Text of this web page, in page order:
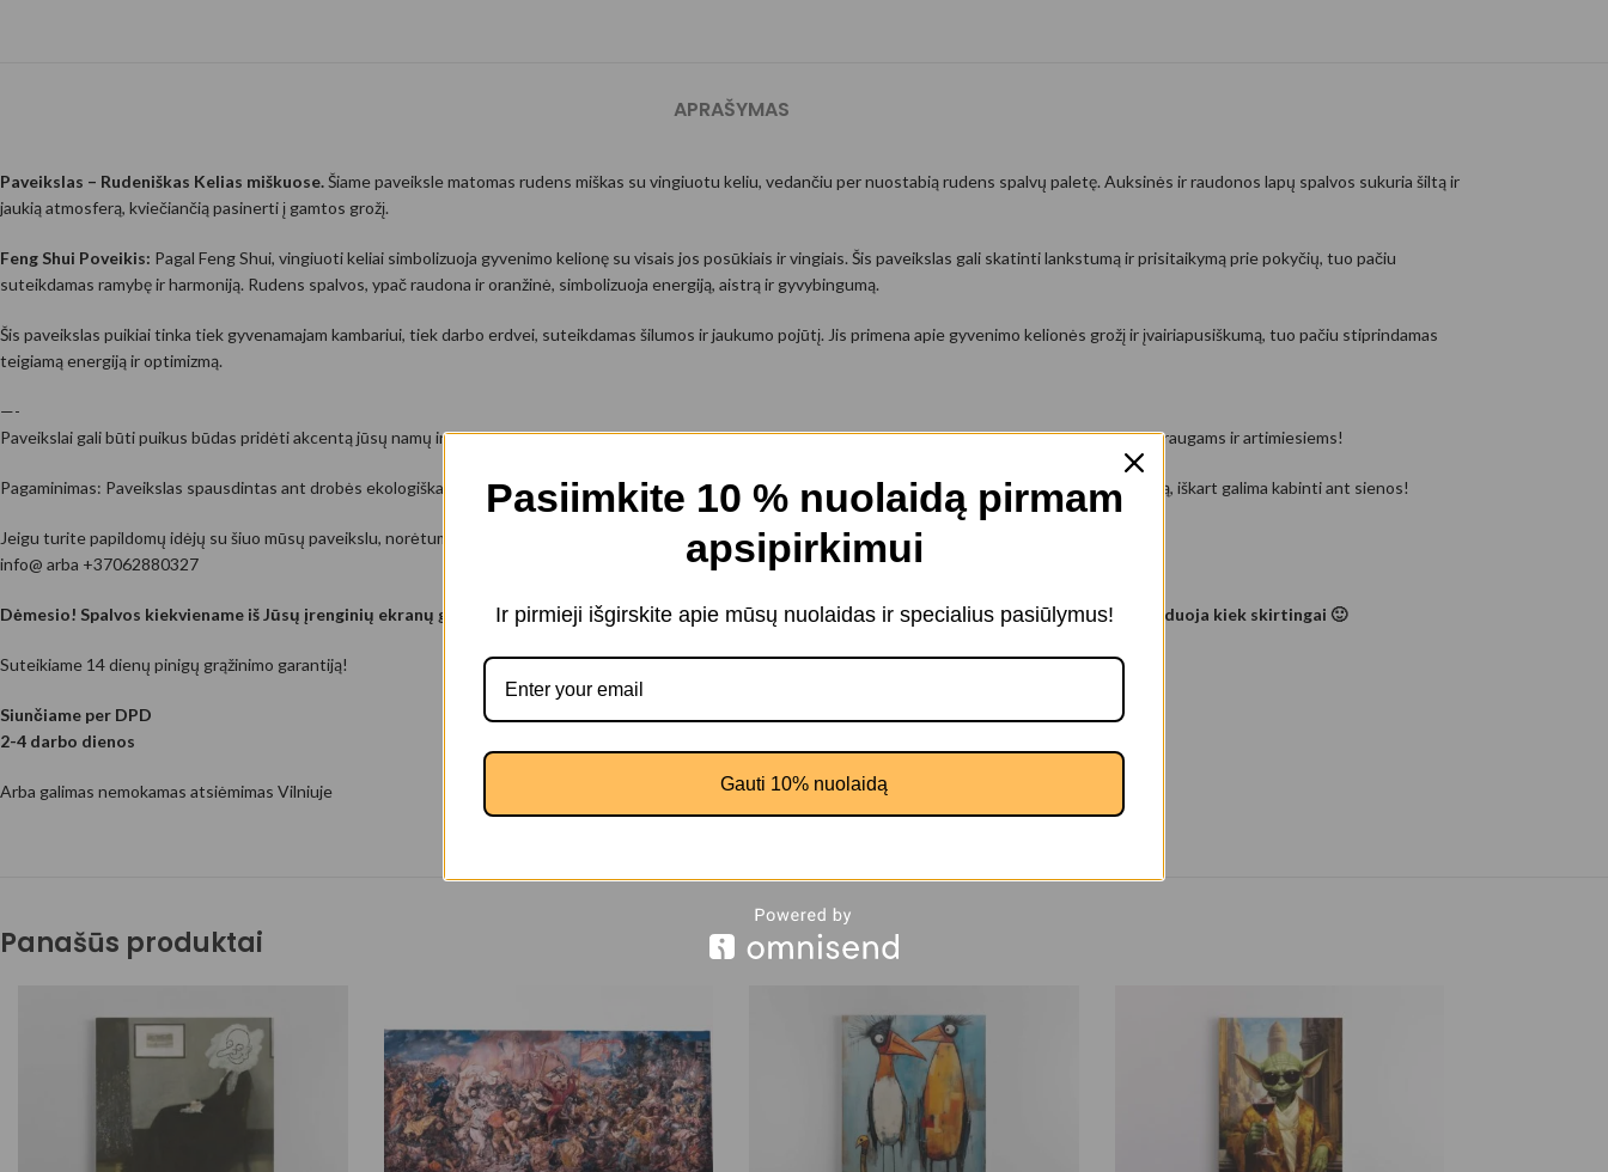
APRAŠYMAS
Paveikslas – Rudeniškas Kelias miškuose.Šiame paveiksle matomas rudens miškas su vingiuotu keliu, vedančiu per nuostabią rudens spalvų paletę. Auksinės ir raudonos lapų spalvos sukuria šiltą ir
jaukią atmosferą, kviečiančią pasinerti į gamtos grožį.
Feng Shui Poveikis: Pagal Feng Shui, vingiuoti keliai simbolizuoja gyvenimo kelionę su visais jos posūkiais ir vingiais. Šis paveikslas gali skatinti lankstumą ir prisitaikymą prie pokyčių, tuo pačiu
suteikdamas ramybę ir harmoniją. Rudens spalvos, ypač raudona ir oranžinė, simbolizuoja energiją, aistrą ir gyvybingumą.
Šis paveikslas puikiai tinka tiek gyvenamajam kambariui, tiek darbo erdvei, suteikdamas šilumos ir jaukumo pojūtį. Jis primena apie gyvenimo kelionės grožį ir įvairiapusiškumą, tuo pačiu stiprindamas
teigiamą energiją ir optimizmą.
—-
Paveikslai gali būti puikus būdas pridėti akcentą jūsų namų interjerui, parodyti jūsų unikalumą ir padaryti aplinką jaukesne. Be to, jie gali būti nuostabi dovana draugams ir artimiesiems!
Pagaminimas: Paveikslas spausdintas ant drobės ekologiškais, aplinkai nekenksmingais latex pagrindo dažais. Aptraukiamas ant medinio rėmo. Gavus paveikslą, iškart galima kabinti ant sienos!
Jeigu turite papildomų idėjų su šiuo mūsų paveikslu, norėtumėte jį personalizuoti ar kažkaip pakeisti. susisiekite su mumis!
info@ arba +37062880327
Dėmesio! Spalvos kiekviename iš Jūsų įrenginių ekranų gali kiek skirtis nuo realaus pagaminto produkto, kadangi kiekvienas ekranas spalvas atvaizduoja kiek skirtingai 🙂
Suteikiame 14 dienų pinigų grąžinimo garantiją!
Siunčiame per DPD
2-4 darbo dienos
Arba galimas nemokamas atsiėmimas Vilniuje
Panašūs produktai
Pasiimkite 10 % nuolaidą pirmam
apsipirkimui
Ir pirmieji išgirskite apie mūsų nuolaidas ir specialius pasiūlymus!
Gauti 10% nuolaidą